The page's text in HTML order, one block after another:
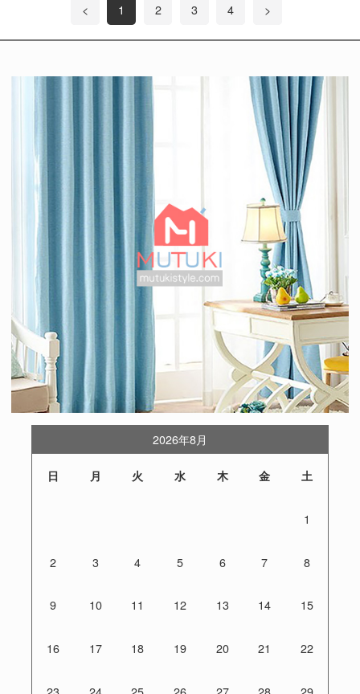
< 1 2 3 4 >
2026年8月
日 月 火 水 木 金 土
1
2 3 4 5 6 7 8
9 10 11 12 13 14 15
16 17 18 19 20 21 22